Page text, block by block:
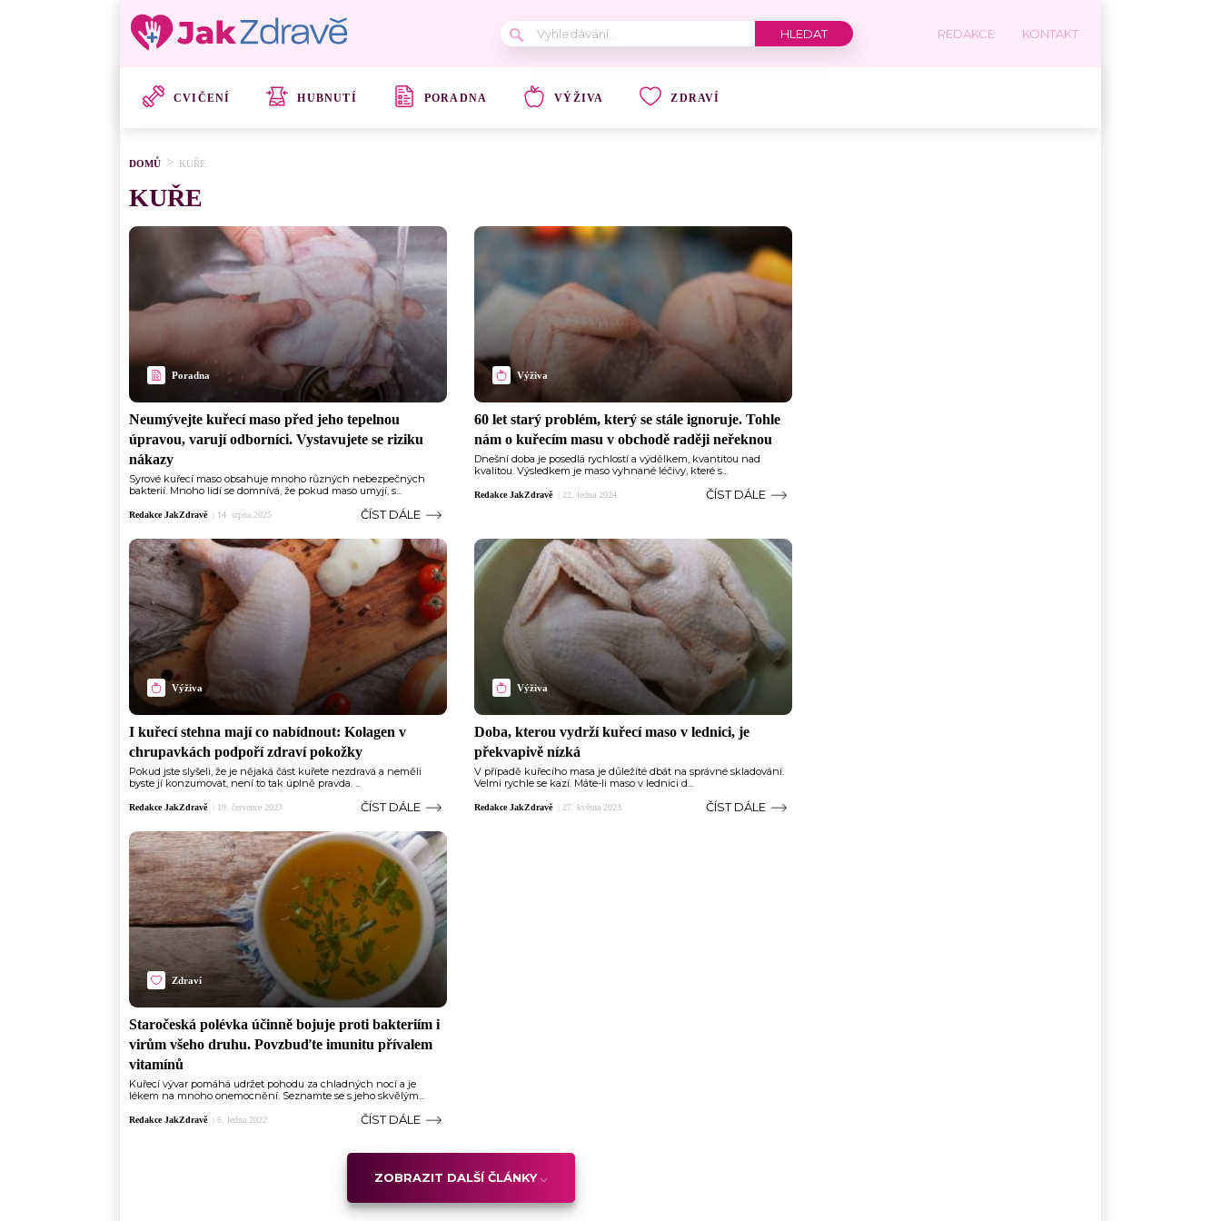
REDAKCE KONTAKT
CVIČENÍ HUBNUTÍ PORADNA VÝŽIVA ZDRAVÍ
DOMŮ KUŘE
KUŘE
Poradna
Neumývejte kuřecí maso před jeho tepelnou
úpravou, varují odborníci. Vystavujete se riziku
nákazy
Syrové kuřecí maso obsahuje mnoho různých nebezpečných
bakterií. Mnoho lidí se domnívá, že pokud maso umyjí, s...
Redakce JakZdravě 14. srpna 2025 ČÍST DÁLE
Výživa
60 let starý problém, který se stále ignoruje. Tohle
nám o kuřecím masu v obchodě raději neřeknou
Dnešní doba je posedlá rychlostí a výdělkem, kvantitou nad
kvalitou. Výsledkem je maso vyhnané léčivy, které s...
Redakce JakZdravě 22. ledna 2024 ČÍST DÁLE
Výživa
I kuřecí stehna mají co nabídnout: Kolagen v
chrupavkách podpoří zdraví pokožky
Pokud jste slyšeli, že je nějaká část kuřete nezdravá a neměli
byste jí konzumovat, není to tak úplně pravda. ...
Redakce JakZdravě 19. července 2023 ČÍST DÁLE
Výživa
Doba, kterou vydrží kuřecí maso v lednici, je
překvapivě nízká
V případě kuřecího masa je důležité dbát na správné skladování.
Velmi rychle se kazí. Máte-li maso v lednici d...
Redakce JakZdravě 27. května 2023 ČÍST DÁLE
Zdraví
Staročeská polévka účinně bojuje proti bakteriím i
virům všeho druhu. Povzbuďte imunitu přívalem
vitamínů
Kuřecí vývar pomáhá udržet pohodu za chladných nocí a je
lékem na mnoho onemocnění. Seznamte se s jeho skvělým...
Redakce JakZdravě 6. ledna 2022 ČÍST DÁLE
ZOBRAZIT DALŠÍ ČLÁNKY